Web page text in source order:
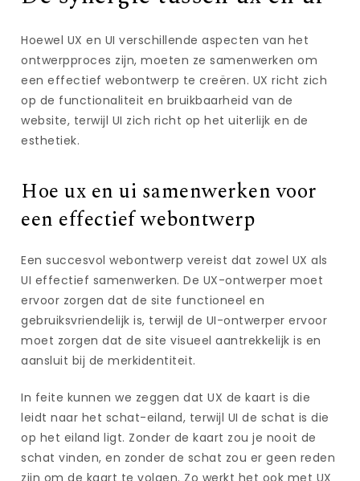
Hoewel UX en UI verschillende aspecten van het
ontwerpproces zijn, moeten ze samenwerken om
een effectief webontwerp te creëren. UX richt zich
op de functionaliteit en bruikbaarheid van de
website, terwijl UI zich richt op het uiterlijk en de
esthetiek.
Hoe ux en ui samenwerken voor
een effectief webontwerp
Een succesvol webontwerp vereist dat zowel UX als
UI effectief samenwerken. De UX-ontwerper moet
ervoor zorgen dat de site functioneel en
gebruiksvriendelijk is, terwijl de UI-ontwerper ervoor
moet zorgen dat de site visueel aantrekkelijk is en
aansluit bij de merkidentiteit.
In feite kunnen we zeggen dat UX de kaart is die
leidt naar het schat-eiland, terwijl UI de schat is die
op het eiland ligt. Zonder de kaart zou je nooit de
schat vinden, en zonder de schat zou er geen reden
zijn om de kaart te volgen. Zo werkt het ook met UX